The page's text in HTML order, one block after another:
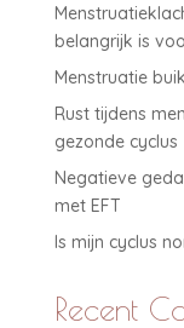
belangrijk is
Menstruatie
Rust tijdens
gezonde cyclus
Negatieve
met EFT
Is mijn cyclus
Recent